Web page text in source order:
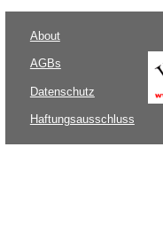
About
AGBs
Datenschutz
Haftungsausschluss